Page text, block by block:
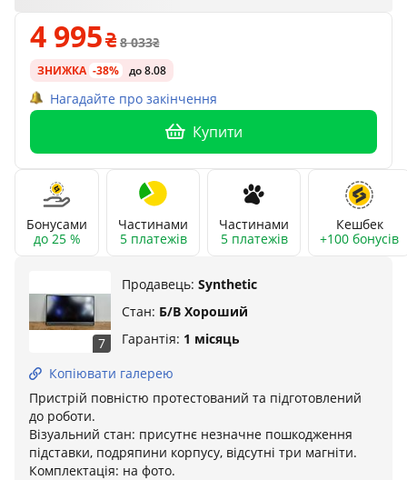
4 995 8 033
ЗНИЖКА -38% до 8.08
Нагадайте про закінчення
Купити
Бонусами
до 25 %
Частинами
5 платежів
Частинами
5 платежів
Кешбек
+100 бонусів
7
Продавець: Synthetic
Стан: Б/В Хороший
Гарантія: 1 місяць
Копіювати галерею
Пристрій повністю протестований та підготовлений
до роботи.
Візуальний стан: присутнє незначне пошкодження
підставки, подряпини корпусу, відсутні три магніти.
Комплектація: на фото.